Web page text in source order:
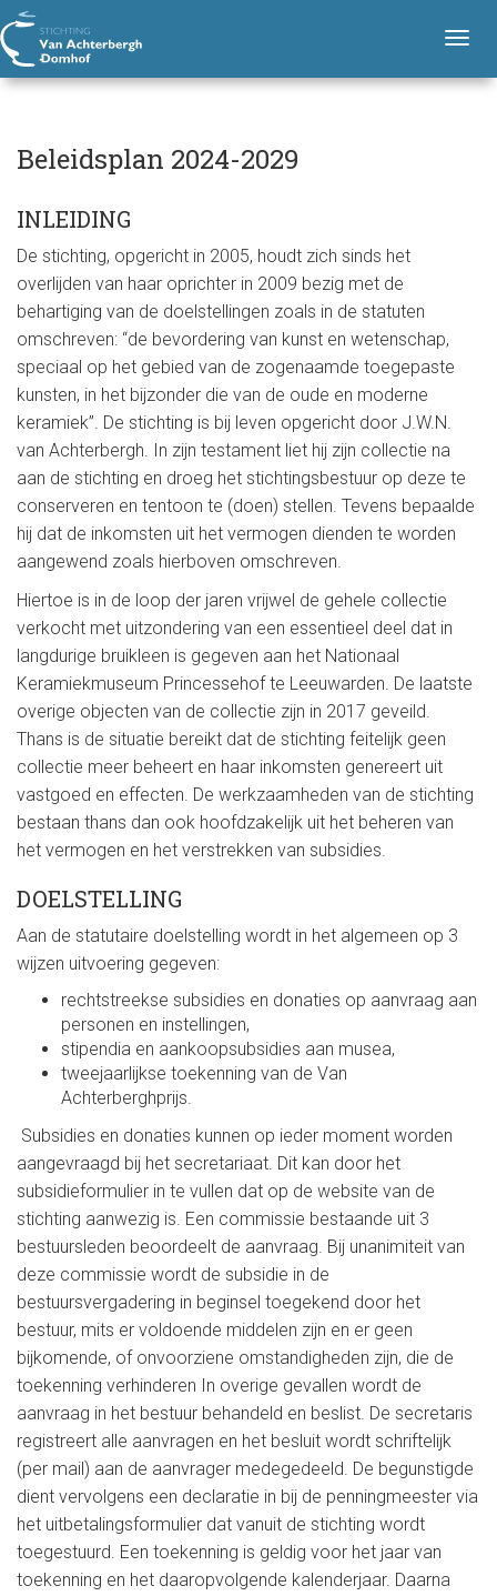
B
e
l
o
o
f
T
g
Beleidsplan 2024-2029
INLEIDING
De stichting, opgericht in 2005, houdt zich sinds het
overlijden van haar oprichter in 2009 bezig met de
behartiging van de doelstellingen zoals in de statuten
omschreven: “de bevordering van kunst en wetenschap,
speciaal op het gebied van de zogenaamde toegepaste
kunsten, in het bijzonder die van de oude en moderne
keramiek”. De stichting is bij leven opgericht door J.W.N.
van Achterbergh. In zijn testament liet hij zijn collectie na
aan de stichting en droeg het stichtingsbestuur op deze te
conserveren en tentoon te (doen) stellen. Tevens bepaalde
hij dat de inkomsten uit het vermogen dienden te worden
aangewend zoals hierboven omschreven.
Hiertoe is in de loop der jaren vrijwel de gehele collectie
verkocht met uitzondering van een essentieel deel dat in
langdurige bruikleen is gegeven aan het Nationaal
Keramiekmuseum Princessehof te Leeuwarden. De laatste
overige objecten van de collectie zijn in 2017 geveild.
Thans is de situatie bereikt dat de stichting feitelijk geen
collectie meer beheert en haar inkomsten genereert uit
vastgoed en effecten. De werkzaamheden van de stichting
bestaan thans dan ook hoofdzakelijk uit het beheren van
het vermogen en het verstrekken van subsidies.
DOELSTELLING
Aan de statutaire doelstelling wordt in het algemeen op 3
wijzen uitvoering gegeven:
rechtstreekse subsidies en donaties op aanvraag aan
personen en instellingen,
stipendia en aankoopsubsidies aan musea,
tweejaarlijkse toekenning van de Van
Achterberghprijs.
Subsidies en donaties kunnen op ieder moment worden
aangevraagd bij het secretariaat. Dit kan door het
subsidieformulier in te vullen dat op de website van de
stichting aanwezig is. Een commissie bestaande uit 3
bestuursleden beoordeelt de aanvraag. Bij unanimiteit van
deze commissie wordt de subsidie in de
bestuursvergadering in beginsel toegekend door het
bestuur, mits er voldoende middelen zijn en er geen
bijkomende, of onvoorziene omstandigheden zijn, die de
toekenning verhinderen In overige gevallen wordt de
aanvraag in het bestuur behandeld en beslist. De secretaris
registreert alle aanvragen en het besluit wordt schriftelijk
(per mail) aan de aanvrager medegedeeld. De begunstigde
dient vervolgens een declaratie in bij de penningmeester via
het uitbetalingsformulier dat vanuit de stichting wordt
toegestuurd. Een toekenning is geldig voor het jaar van
toekenning en het daaropvolgende kalenderjaar. Daarna